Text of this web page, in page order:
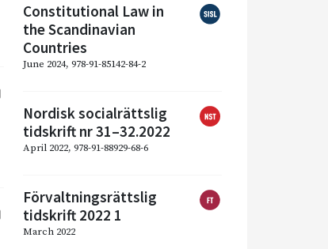
Constitutional Law in
the Scandinavian
Countries
June 2024, 978-91-85142-84-2
Nordisk socialrättslig
tidskrift nr 31–32.2022
April 2022, 978-91-88929-68-6
Förvaltningsrättslig
tidskrift 2022 1
March 2022